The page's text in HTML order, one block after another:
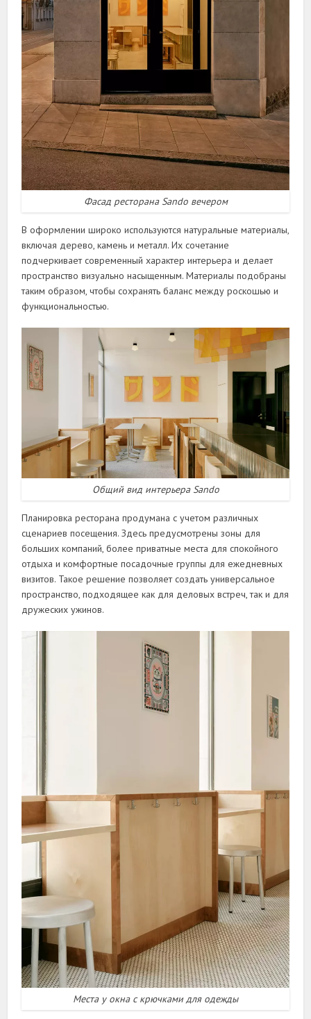
Фасад ресторана Sando вечером
В оформлении широко используются натуральные материалы,
включая дерево, камень и металл. Их сочетание
подчеркивает современный характер интерьера и делает
пространство визуально насыщенным. Материалы подобраны
таким образом, чтобы сохранять баланс между роскошью и
функциональностью.
Общий вид интерьера Sando
Планировка ресторана продумана с учетом различных
сценариев посещения. Здесь предусмотрены зоны для
больших компаний, более приватные места для спокойного
отдыха и комфортные посадочные группы для ежедневных
визитов. Такое решение позволяет создать универсальное
пространство, подходящее как для деловых встреч, так и для
дружеских ужинов.
Места у окна с крючками для одежды